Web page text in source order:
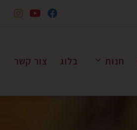
חנות בלוג צור קשר